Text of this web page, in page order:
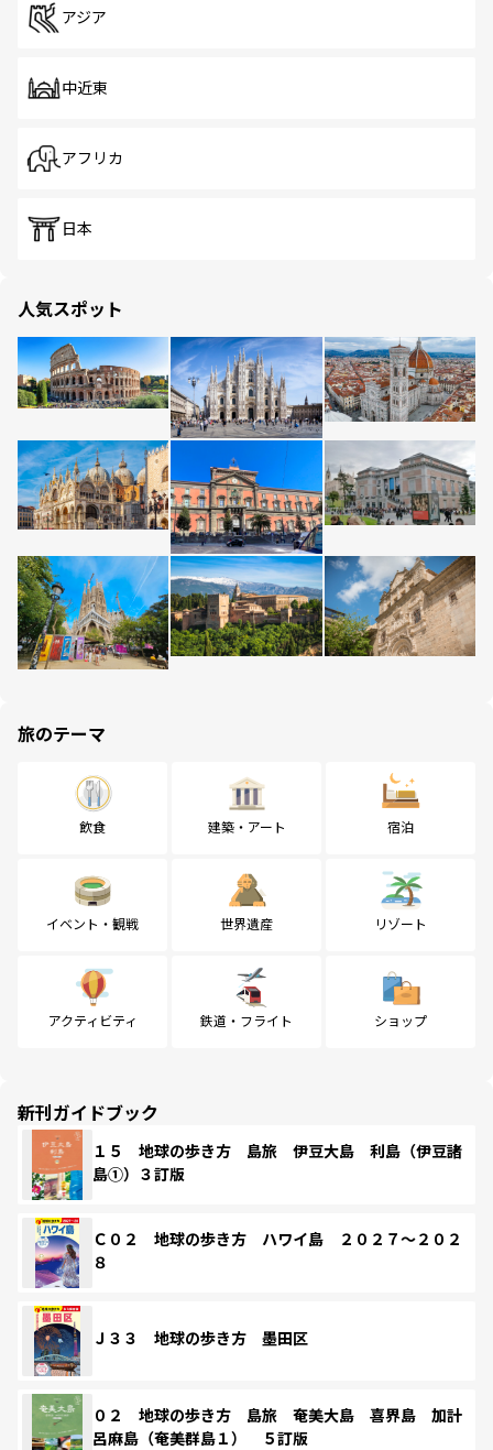
アジア
中近東
アフリカ
日本
人気スポット
旅のテーマ
飲食 建築・アート 宿泊
イベント・観戦 世界遺産 リゾート
アクティビティ 鉄道・フライト ショップ
新刊ガイドブック
１５ 地球の歩き方 島旅 伊豆大島 利島（伊豆諸
島①）３訂版
Ｃ０２ 地球の歩き方 ハワイ島 ２０２７～２０２
８
Ｊ３３ 地球の歩き方 墨田区
０２ 地球の歩き方 島旅 奄美大島 喜界島 加計
呂麻島（奄美群島１） ５訂版